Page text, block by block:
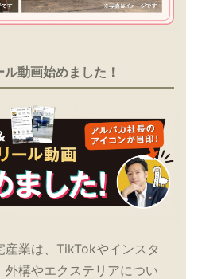
動画始めました！
業は、TikTokやインスタ
構やエクステリアについ